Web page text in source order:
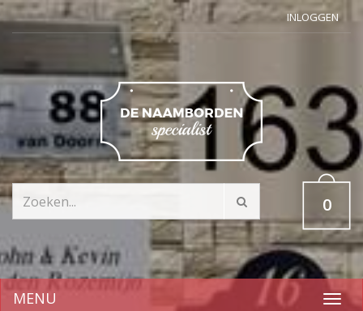
INLOGGEN
0
MENU